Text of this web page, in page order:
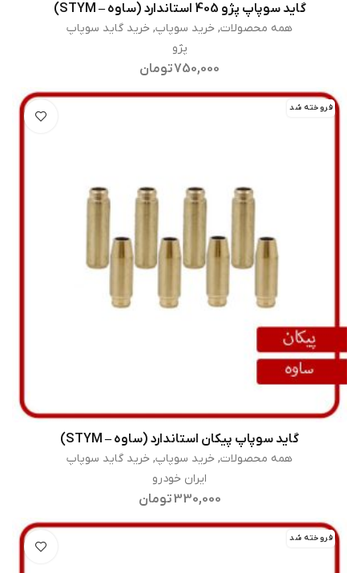
افزودن به سبد خریدگاید سوپاپ پژو 405 استاندارد (ساوه – STYM)
همه محصولات, خرید سوپاپ, خرید گاید سوپاپ
پژو
750,000تومان
فروخته شد
اطلاعات بیشتر
گاید سوپاپ پیکان استاندارد (ساوه – STYM)
همه محصولات, خرید سوپاپ, خرید گاید سوپاپ
ایران خودرو
330,000تومان
فروخته شد